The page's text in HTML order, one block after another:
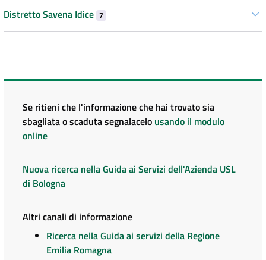
Distretto Savena Idice 7
Se ritieni che l'informazione che hai trovato sia
sbagliata o scaduta segnalacelo usando il modulo
online
Nuova ricerca nella Guida ai Servizi dell'Azienda USL
di Bologna
Altri canali di informazione
Ricerca nella Guida ai servizi della Regione
Emilia Romagna